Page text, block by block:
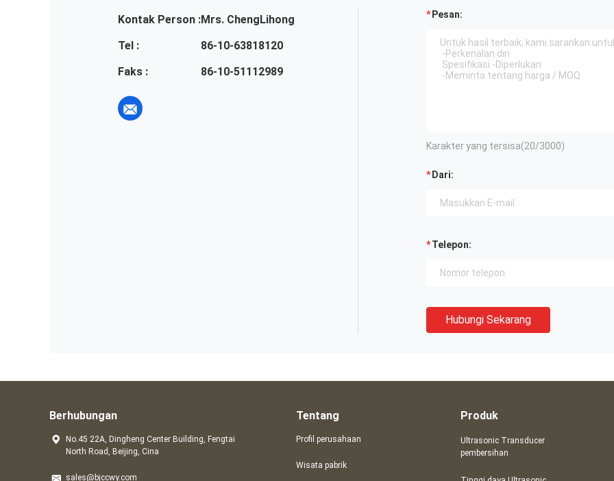
Kontak Person :Mrs. ChengLihong
Tel :
86-10-63818120
Faks :
86-10-51112989
Pesan:
Karakter yang tersisa(20/3000)
Dari:
Telepon:
Hubungi Sekarang
Berhubungan
No.45 22A, Dingheng Center Building, Fengtai
North Road, Beijing, Cina
sales@bjccwy.com
Tentang
Profil perusahaan
Wisata pabrik
Produk
Ultrasonic Transducer
pembersihan